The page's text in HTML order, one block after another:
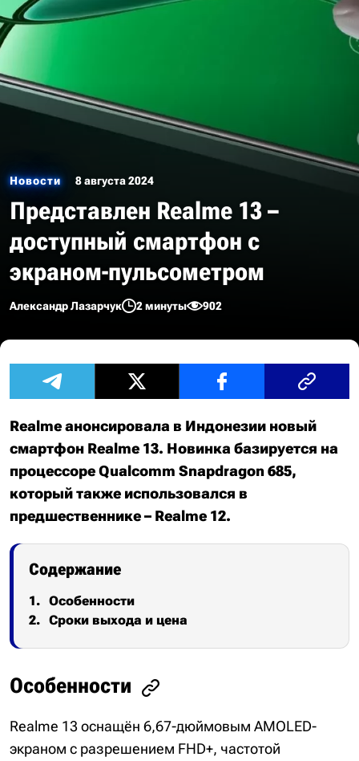
Новости 8 августа 2024
Представлен Realme 13 –
доступный смартфон с
экраном-пульсометром
Александр Лазарчук 2 минуты 902
Realme анонсировала в Индонезии новый
смартфон Realme 13. Новинка базируется на
процессоре Qualcomm Snapdragon 685,
который также использовался в
предшественнике – Realme 12.
Содержание
Особенности
Сроки выхода и цена
Особенности
Realme 13 оснащён 6,67-дюймовым AMOLED-
экраном с разрешением FHD+, частотой